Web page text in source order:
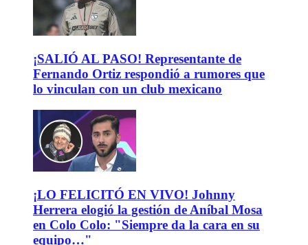
¡SALIÓ AL PASO! Representante de
Fernando Ortiz respondió a rumores que
lo vinculan con un club mexicano
¡LO FELICITÓ EN VIVO! Johnny
Herrera elogió la gestión de Aníbal Mosa
en Colo Colo: "Siempre da la cara en su
equipo…"